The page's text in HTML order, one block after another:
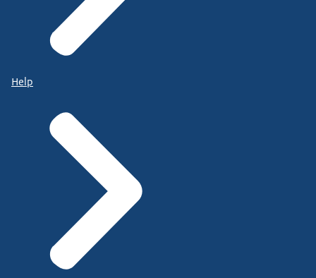
Help